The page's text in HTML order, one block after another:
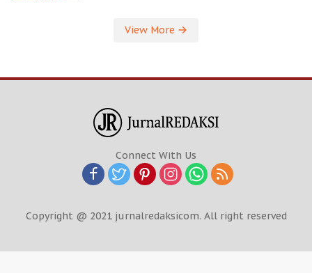
View More
Connect With Us
Copyright @ 2021 jurnalredaksicom. All right reserved